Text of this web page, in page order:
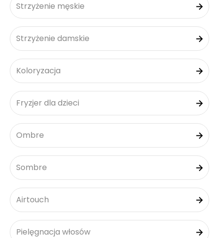
Strzyżenie męskie
Strzyżenie damskie
Koloryzacja
Fryzjer dla dzieci
Ombre
Sombre
Airtouch
Pielęgnacja włosów